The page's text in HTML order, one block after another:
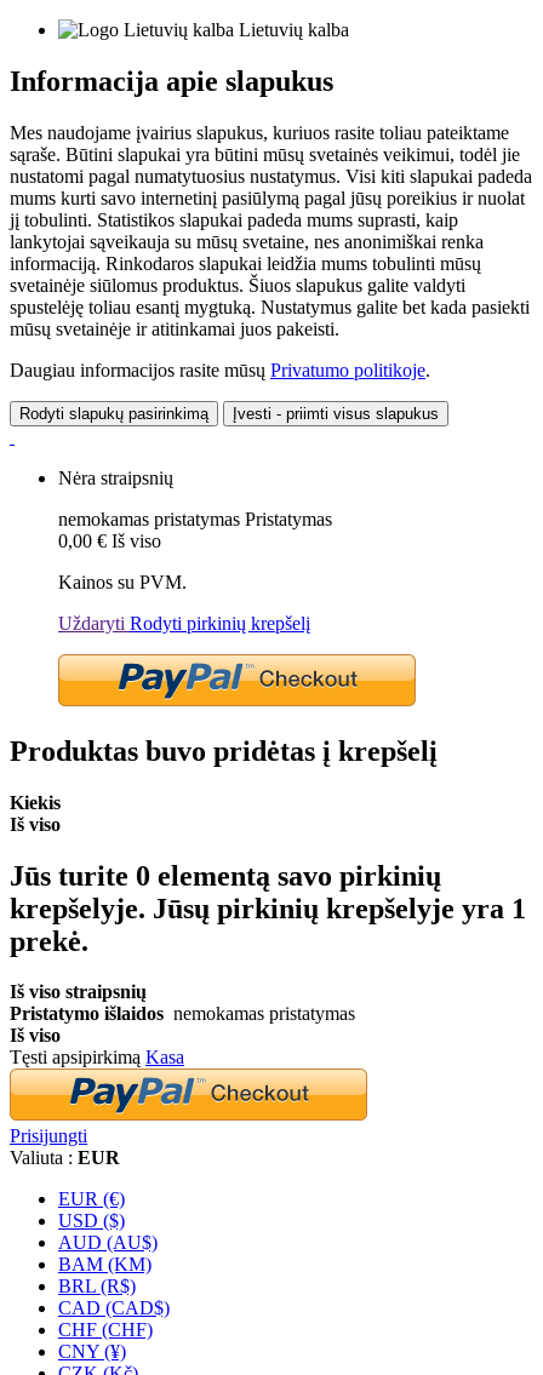
Lietuvių kalba
Informacija apie slapukus
Mes naudojame įvairius slapukus, kuriuos rasite toliau pateiktame
sąraše. Būtini slapukai yra būtini mūsų svetainės veikimui, todėl jie
nustatomi pagal numatytuosius nustatymus. Visi kiti slapukai padeda
mums kurti savo internetinį pasiūlymą pagal jūsų poreikius ir nuolat
jį tobulinti. Statistikos slapukai padeda mums suprasti, kaip
lankytojai sąveikauja su mūsų svetaine, nes anonimiškai renka
informaciją. Rinkodaros slapukai leidžia mums tobulinti mūsų
svetainėje siūlomus produktus. Šiuos slapukus galite valdyti
spustelėję toliau esantį mygtuką. Nustatymus galite bet kada pasiekti
mūsų svetainėje ir atitinkamai juos pakeisti.
Daugiau informacijos rasite mūsų Privatumo politikoje.
Rodyti slapukų pasirinkimą Įvesti - priimti visus slapukus
Nėra straipsnių
nemokamas pristatymas Pristatymas
0,00 € Iš viso
Kainos su PVM.
Uždaryti Rodyti pirkinių krepšelį
Produktas buvo pridėtas į krepšelį
Kiekis
Iš viso
Jūs turite 0 elementą savo pirkinių
krepšelyje. Jūsų pirkinių krepšelyje yra 1
prekė.
Iš viso straipsnių
Pristatymo išlaidos nemokamas pristatymas
Iš viso
Tęsti apsipirkimą Kasa
Prisijungti
Valiuta : EUR
EUR (€)
USD ($)
AUD (AU$)
BAM (KM)
BRL (R$)
CAD (CAD$)
CHF (CHF)
CNY (¥)